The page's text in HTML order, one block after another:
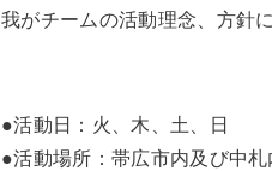
我がチームの活動理念、方針
●活動日：火、木、土、日
●活動場所：帯広市内及び中